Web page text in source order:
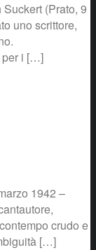
(Prato, 9
uno scrittore,
per i […]
1942 –
crudo e
[…]